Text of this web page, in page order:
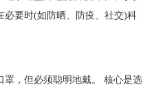
必要时(如防晒、防疫、社交)科
罩，但必须聪明地戴。​ 核心是选